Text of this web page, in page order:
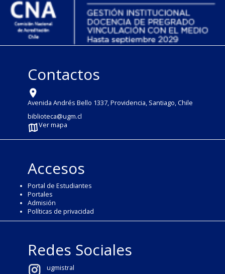
Contactos
Avenida Andrés Bello 1337, Providencia, Santiago, Chile
biblioteca@ugm.cl
Ver mapa
Accesos
Portal de Estudiantes
Portales
Admisión
Políticas de privacidad
Redes Sociales
ugmistral